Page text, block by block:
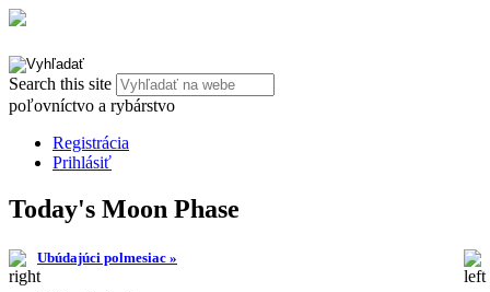
Search this site
poľovníctvo a rybárstvo
Registrácia
Prihlásiť
Today's Moon Phase
Ubúdajúci polmesiac »